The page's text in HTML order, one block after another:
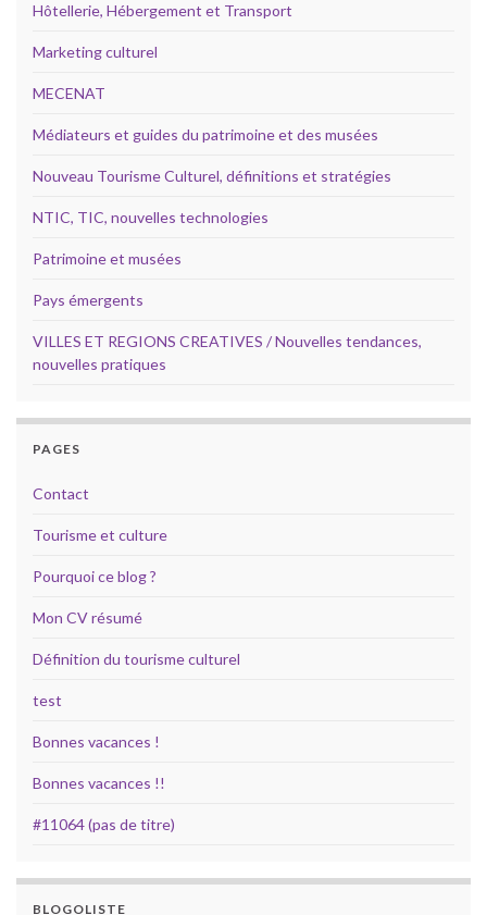
Hôtellerie, Hébergement et Transport
Marketing culturel
MECENAT
Médiateurs et guides du patrimoine et des musées
Nouveau Tourisme Culturel, définitions et stratégies
NTIC, TIC, nouvelles technologies
Patrimoine et musées
Pays émergents
VILLES ET REGIONS CREATIVES / Nouvelles tendances,
nouvelles pratiques
PAGES
Contact
Tourisme et culture
Pourquoi ce blog ?
Mon CV résumé
Définition du tourisme culturel
test
Bonnes vacances !
Bonnes vacances !!
#11064 (pas de titre)
BLOGOLISTE